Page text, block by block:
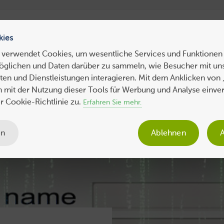
Hosting
Tipps Business Sicherheit SEO Expertenbeiträge
verwendet Cookies, um wesentliche Services und
und Daten darüber zu sammeln, wie Besucher mit
und Dienstleistungen interagieren. Mit dem Anklicken von
mit der Nutzung dieser Tools für Werbung und Analyse
Cookie-Richtlinie zu. Erfahren Sie mehr.
Ablehnen